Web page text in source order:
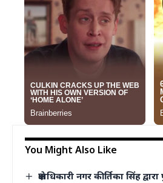
You Might Also Like
क्षेत्राधिकारी नगर कीर्तिका सिंह